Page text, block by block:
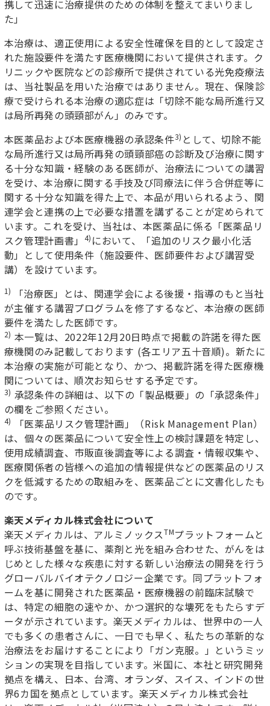
携して迅速に治療提供のための体制を整えてまいりまし
た」
本治療は、適正使用による安全性確保を目的として設定さ
れた施設要件を満たす医療機関において提供されます。ク
リニックや医院などの診療所で提供されている光免疫療法
は、当社製品を用いた治療ではありません。現在、保険診
療で受けられる本治療の適応症は「切除不能な局所進行又
は局所再発の頭頸部がん」のみです。
本医薬品および本医療機器の承認条件3) として、切除不能
な局所進行又は局所再発の頭頸部癌の診断及び治療に関す
る十分な知識・経験のある医師が、治療法についての講習
を受け、本治療に関する手技及び同療法に伴う合併症等に
関する十分な知識を得た上で、本品が用いられるよう、関
連学会と連携の上で必要な措置を講ずることが定められて
います。これを受け、当社は、本医薬品に係る「医薬品リ
スク管理計画書」
4) において、「追加のリスク最小化活
動」として使用条件（施設要件、医師要件および講習受
講）を設けています。
1)
「治療医」とは、関連学会による後援・指導のもと当社
が主催する講習プログラムを修了するなど、本治療の医師
要件を満たした医師です。
2) 本一覧は、2022年12月20日時点で掲載の許諾を得た医
療機関のみ記載しております (各エリア五十音順)。新たに
本治療の実施が可能となり、かつ、掲載許諾を得た医療機
関については、順次お知らせする予定です。
3) 承認条件の詳細は、以下の「製品概要」の「承認条件」
の欄をご参照ください。
4)
「医薬品リスク管理計画」（Risk Management Plan）
は、個々の医薬品について安全性上の検討課題を特定し、
使用成績調査、市販直後調査等による調査・情報収集や、
医療関係者の皆様への追加の情報提供などの医薬品のリス
クを低減するための取組みを、医薬品ごとに文書化したも
のです。
楽天メディカル株式会社について
楽天メディカルは、アルミノックスTMプラットフォームと
呼ぶ技術基盤を基に、薬剤と光を組み合わせた、がんをは
じめとした様々な疾患に対する新しい治療法の開発を行う
グローバルバイオテクノロジー企業です。同プラットフォ
ームを基に開発された医薬品・医療機器の前臨床試験で
は、特定の細胞の速やか、かつ選択的な壊死をもたらすデ
ータが示されています。楽天メディカルは、世界中の一人
でも多くの患者さんに、一日でも早く、私たちの革新的な
治療法をお届けすることにより「ガン克服。」というミッ
ションの実現を目指しています。米国に、本社と研究開発
拠点を構え、日本、台湾、オランダ、スイス、インドの世
界6カ国を拠点としています。楽天メディカル株式会社